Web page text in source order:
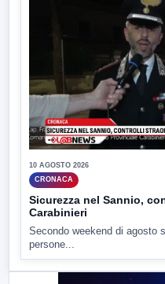
10 AGOSTO 2026
CRONACA
Sicurezza nel Sannio,
Carabinieri
Secondo weekend di agosto
persone...